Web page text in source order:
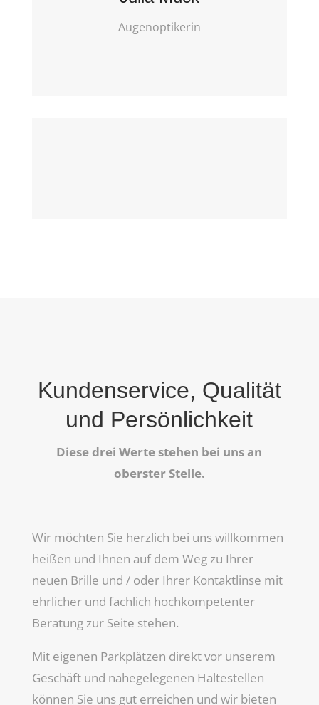
Augenoptikerin
Kundenservice, Qualität
und Persönlichkeit
Diese drei Werte stehen bei uns an
oberster Stelle.
Wir möchten Sie herzlich bei uns willkommen
heißen und Ihnen auf dem Weg zu Ihrer
neuen Brille und / oder Ihrer Kontaktlinse mit
ehrlicher und fachlich hochkompetenter
Beratung zur Seite stehen.
Mit eigenen Parkplätzen direkt vor unserem
Geschäft und nahegelegenen Haltestellen
können Sie uns gut erreichen und wir bieten